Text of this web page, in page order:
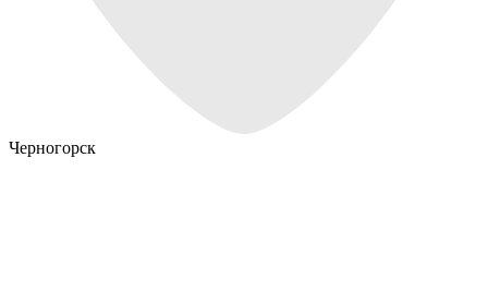
Черногорск